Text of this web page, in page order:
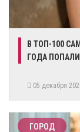
​​В ТОП-100
ГОДА
05 декабря
ГОРОД